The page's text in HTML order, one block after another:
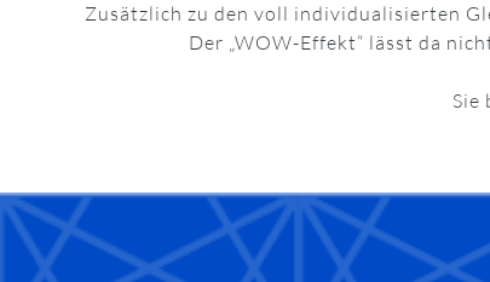
Zusätzlich zu den voll individualisierten
Der „WOW-Effekt“ lässt da
Sie